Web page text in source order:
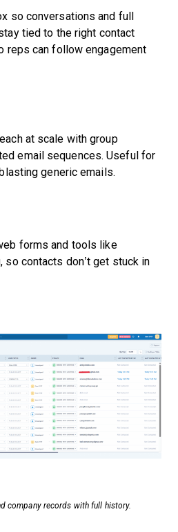
so conversations and full
tied to the right contact
reps can follow engagement
at scale with group
email sequences. Useful for
generic emails.
forms and tools like
so contacts don’t get stuck in
company records with full history.